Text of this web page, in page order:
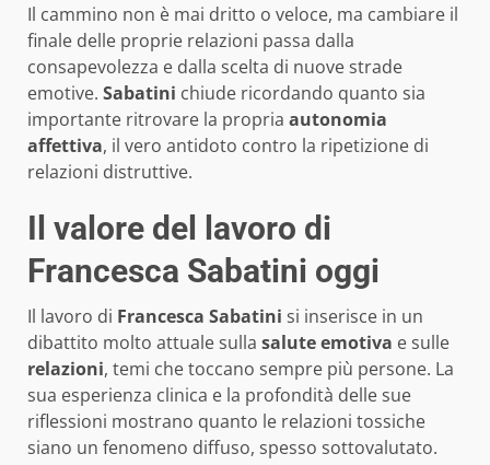
Il cammino non è mai dritto o veloce, ma cambiare il
finale delle proprie relazioni passa dalla
consapevolezza e dalla scelta di nuove strade
emotive. Sabatini chiude ricordando quanto sia
importante ritrovare la propria autonomia
affettiva, il vero antidoto contro la ripetizione di
relazioni distruttive.
Il valore del lavoro di
Francesca Sabatini oggi
Il lavoro di Francesca Sabatini si inserisce in un
dibattito molto attuale sulla salute emotiva e sulle
relazioni, temi che toccano sempre più persone. La
sua esperienza clinica e la profondità delle sue
riflessioni mostrano quanto le relazioni tossiche
siano un fenomeno diffuso, spesso sottovalutato.